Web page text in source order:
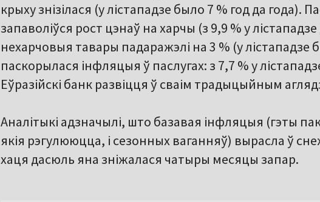
крыху знізілася (у лістападзе было 7 % год да года).
запаволіўся рост цэнаў на харчы (з 9,9 % у
нехарчовыя тавары падаражэлі на 3 % (у лістападзе
паскорылася інфляцыя ў паслугах: з 7,7 % у
Еўразійскі банк развіцця ў сваім традыцыйным
Аналітыкі адзначылі, што базавая інфляцыя (гэты
якія рэгулююцца, і сезонных ваганняў) вырасла ў
хаця дасюль яна зніжалася чатыры месяцы запар.